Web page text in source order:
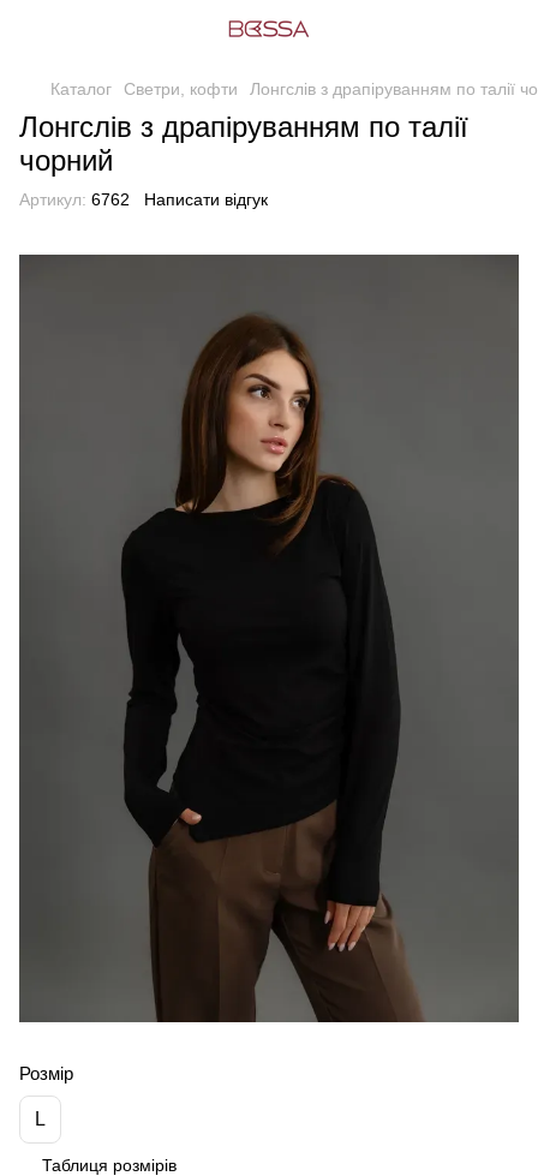
Каталог Светри, кофти Лонгслів з драпіруванням по талії
Лонгслів з драпіруванням по талії
чорний
Артикул: 6762 Написати відгук
Розмір
L
Таблиця розмірів